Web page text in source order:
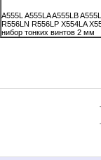
A555L A555LA A555LB
R556LN R556LP X554LA
нибор тонких винтов 2 мм